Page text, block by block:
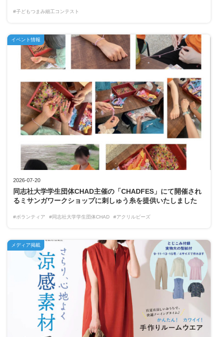
#子どもつまみ細工コンテスト
2026-07-20
同志社大学学生団体CHAD主催の「CHADFES」にて開催され
るミサンガワークショップに刺しゅう糸を提供いたしました
#ボランティア #同志社大学学生団体CHAD #アクリルビーズ
イベント情報
メディア掲載